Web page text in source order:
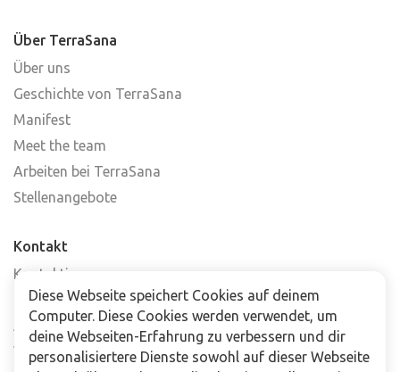
Über TerraSana
Über uns
Geschichte von TerraSana
Manifest
Meet the team
Arbeiten bei TerraSana
Stellenangebote
Kontakt
Kontaktiere uns
Häufig gestellte Fragen
Abonniere unseren Newsletter
Verkaufsstellen
Diese Webseite speichert Cookies auf deinem
Computer. Diese Cookies werden verwendet, um
deine Webseiten-Erfahrung zu verbessern und dir
personalisiertere Dienste sowohl auf dieser Webseite